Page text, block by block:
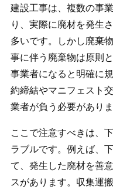
建設工事は、複数の事
り、実際に廃材を発生
多いです。しかし廃棄
事に伴う廃棄物は原則
事業者になると明確に
約締結やマニフェスト
業者が負う必要がありま
ここで注意すべきは、
ラブルです。例えば、
て、発生した廃材を善
スがあります。収集運